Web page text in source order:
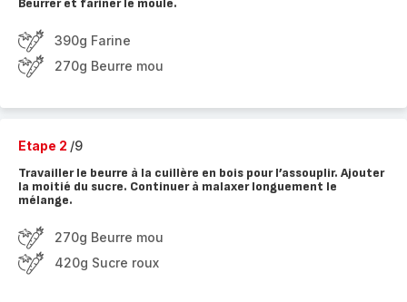
Beurrer et fariner le moule.
390g Farine
270g Beurre mou
Etape 2 /9
Travailler le beurre à la cuillère en bois pour l’assouplir. Ajouter
la moitié du sucre. Continuer à malaxer longuement le
mélange.
270g Beurre mou
420g Sucre roux